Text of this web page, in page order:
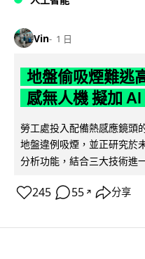
Vin 1 日
地盤偷吸煙難逃
感無人機 擬加
勞工處投入配備熱感應鏡頭
地盤違例吸煙，並正研究於
分析功能，結合三大技術進
245 55 ↗ 分享